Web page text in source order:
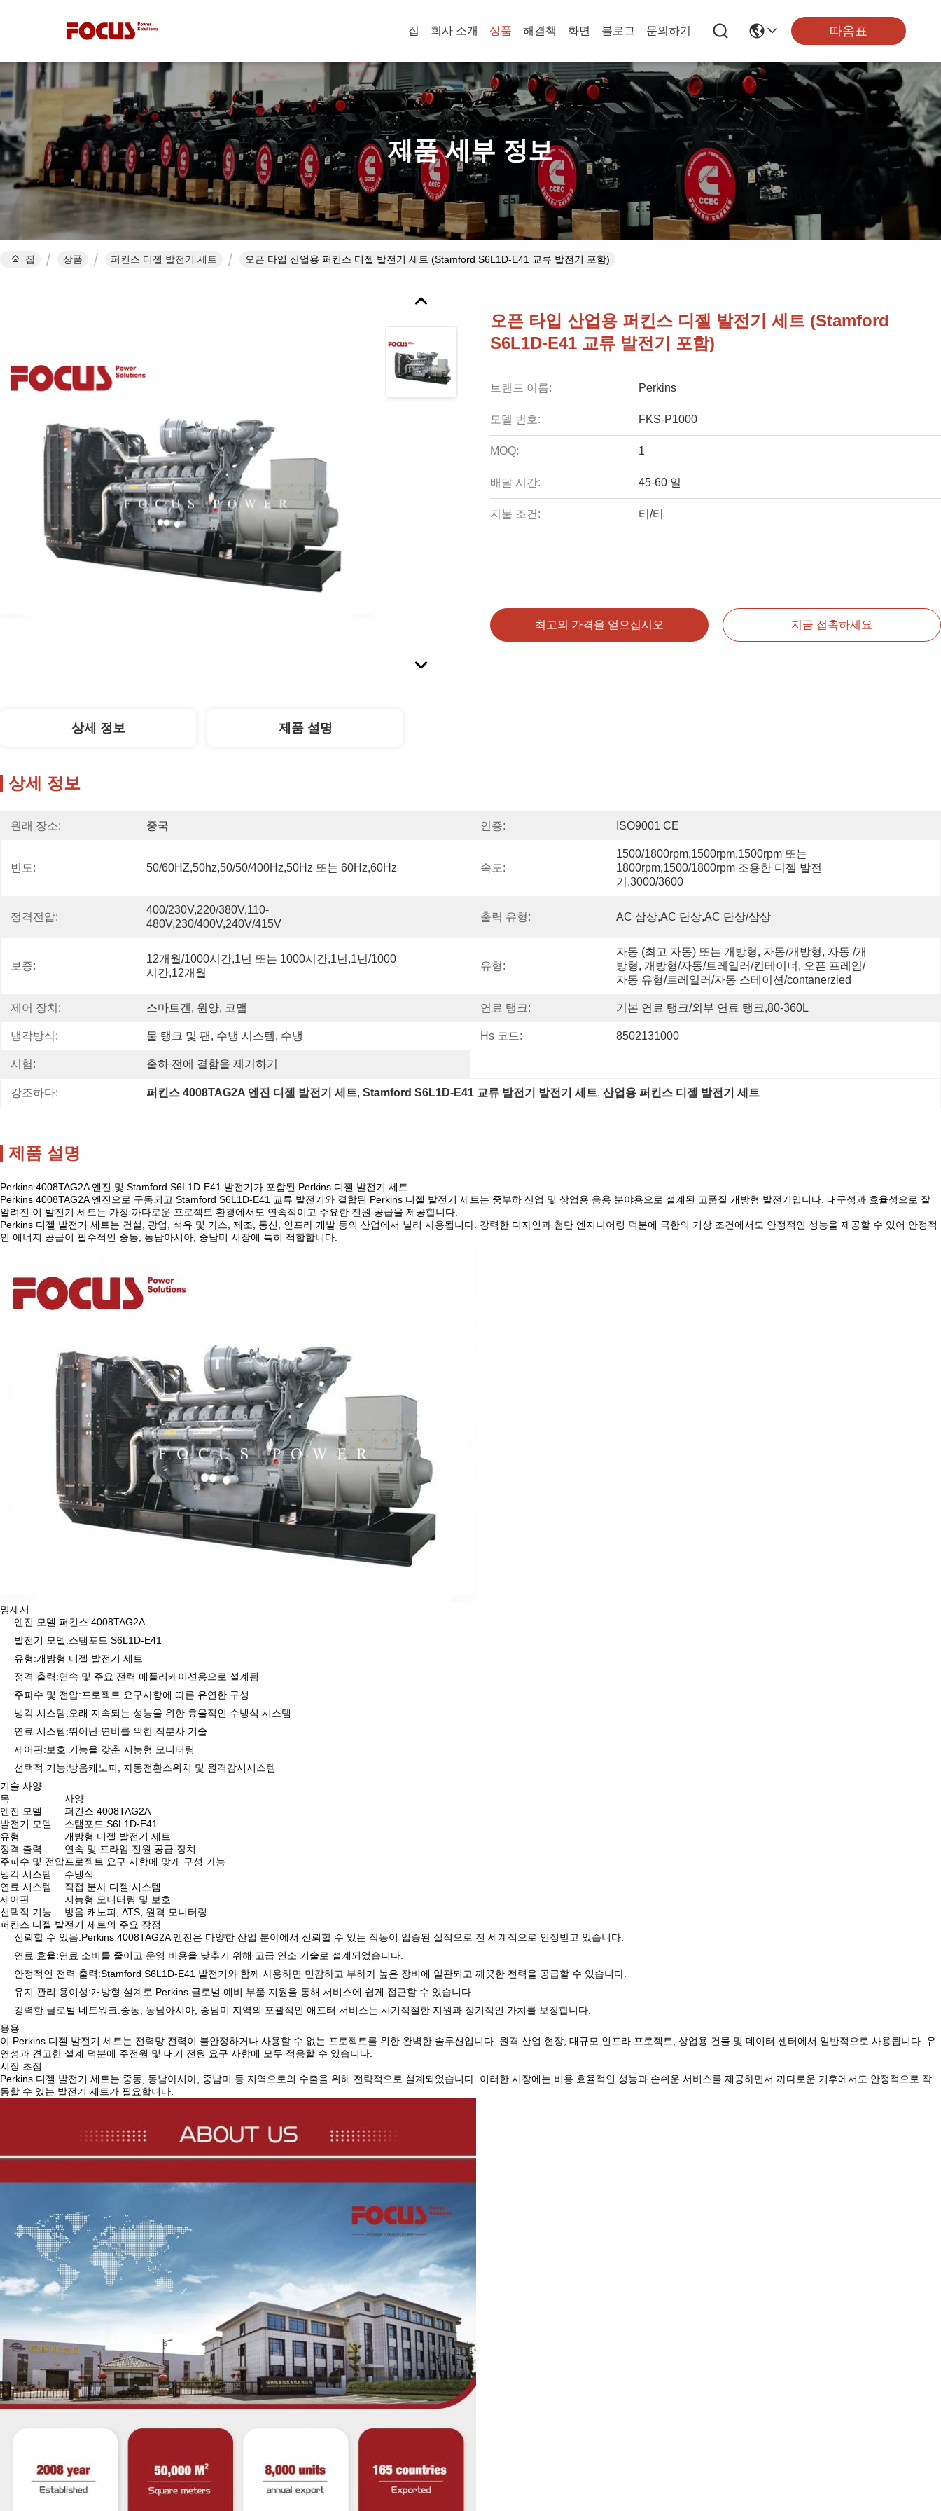
집 회사 소개 상품 해결책 화면 블로그 문의하기 따옴표
제품 세부 정보
집 상품 퍼킨스 디젤 발전기 세트 오픈 타입 산업용 퍼킨스 디젤 발전기 세트 (Stamford S6L1D-E41 교류 발전기 포함)
오픈 타입 산업용 퍼킨스 디젤 발전기 세트 (Stamford
S6L1D-E41 교류 발전기 포함)
브랜드 이름: Perkins
모델 번호: FKS-P1000
MOQ: 1
배달 시간: 45-60 일
지불 조건: 티/티
최고의 가격을 얻으십시오 지금 접촉하세요
상세 정보 제품 설명
상세 정보
원래 장소: 중국 인증: ISO9001 CE
빈도: 50/60HZ,50hz,50/50/400Hz,50Hz 또는 60Hz,60Hz 속도:
1500/1800rpm,1500rpm,1500rpm 또는
1800rpm,1500/1800rpm 조용한 디젤 발전
기,3000/3600
정격전압:
400/230V,220/380V,110-
480V,230/400V,240V/415V
출력 유형: AC 삼상,AC 단상,AC 단상/삼상
보증:
12개월/1000시간,1년 또는 1000시간,1년,1년/1000
시간,12개월
유형:
자동 (최고 자동) 또는 개방형, 자동/개방형, 자동 /개
방형, 개방형/자동/트레일러/컨테이너, 오픈 프레임/
자동 유형/트레일러/자동 스테이션/contanerzied
제어 장치: 스마트겐, 원양, 코맵 연료 탱크: 기본 연료 탱크/외부 연료 탱크,80-360L
냉각방식: 물 탱크 및 팬, 수냉 시스템, 수냉 Hs 코드: 8502131000
시험: 출하 전에 결함을 제거하기
강조하다: 퍼킨스 4008TAG2A 엔진 디젤 발전기 세트, Stamford S6L1D-E41 교류 발전기 발전기 세트, 산업용 퍼킨스 디젤 발전기 세트
제품 설명
Perkins 4008TAG2A 엔진 및 Stamford S6L1D-E41 발전기가 포함된 Perkins 디젤 발전기 세트
Perkins 4008TAG2A 엔진으로 구동되고 Stamford S6L1D-E41 교류 발전기와 결합된 Perkins 디젤 발전기 세트는 중부하 산업 및 상업용 응용 분야용으로 설계된 고품질 개방형 발전기입니다. 내구성과 효율성으로 잘
알려진 이 발전기 세트는 가장 까다로운 프로젝트 환경에서도 연속적이고 주요한 전원 공급을 제공합니다.
Perkins 디젤 발전기 세트는 건설, 광업, 석유 및 가스, 제조, 통신, 인프라 개발 등의 산업에서 널리 사용됩니다. 강력한 디자인과 첨단 엔지니어링 덕분에 극한의 기상 조건에서도 안정적인 성능을 제공할 수 있어 안정적
인 에너지 공급이 필수적인 중동, 동남아시아, 중남미 시장에 특히 적합합니다.
명세서
엔진 모델:퍼킨스 4008TAG2A
발전기 모델:스탬포드 S6L1D-E41
유형:개방형 디젤 발전기 세트
정격 출력:연속 및 주요 전력 애플리케이션용으로 설계됨
주파수 및 전압:프로젝트 요구사항에 따른 유연한 구성
냉각 시스템:오래 지속되는 성능을 위한 효율적인 수냉식 시스템
연료 시스템:뛰어난 연비를 위한 직분사 기술
제어판:보호 기능을 갖춘 지능형 모니터링
선택적 기능:방음캐노피, 자동전환스위치 및 원격감시시스템
기술 사양
목
사양
엔진 모델
퍼킨스 4008TAG2A
발전기 모델
스탬포드 S6L1D-E41
유형
개방형 디젤 발전기 세트
정격 출력
연속 및 프라임 전원 공급 장치
주파수 및 전압프로젝트 요구 사항에 맞게 구성 가능
냉각 시스템
수냉식
연료 시스템
직접 분사 디젤 시스템
제어판
지능형 모니터링 및 보호
선택적 기능
방음 캐노피, ATS, 원격 모니터링
퍼킨스 디젤 발전기 세트의 주요 장점
신뢰할 수 있음:Perkins 4008TAG2A 엔진은 다양한 산업 분야에서 신뢰할 수 있는 작동이 입증된 실적으로 전 세계적으로 인정받고 있습니다.
연료 효율:연료 소비를 줄이고 운영 비용을 낮추기 위해 고급 연소 기술로 설계되었습니다.
안정적인 전력 출력:Stamford S6L1D-E41 발전기와 함께 사용하면 민감하고 부하가 높은 장비에 일관되고 깨끗한 전력을 공급할 수 있습니다.
유지 관리 용이성:개방형 설계로 Perkins 글로벌 예비 부품 지원을 통해 서비스에 쉽게 접근할 수 있습니다.
강력한 글로벌 네트워크:중동, 동남아시아, 중남미 지역의 포괄적인 애프터 서비스는 시기적절한 지원과 장기적인 가치를 보장합니다.
응용
이 Perkins 디젤 발전기 세트는 전력망 전력이 불안정하거나 사용할 수 없는 프로젝트를 위한 완벽한 솔루션입니다. 원격 산업 현장, 대규모 인프라 프로젝트, 상업용 건물 및 데이터 센터에서 일반적으로 사용됩니다. 유
연성과 견고한 설계 덕분에 주전원 및 대기 전원 요구 사항에 모두 적응할 수 있습니다.
시장 초점
Perkins 디젤 발전기 세트는 중동, 동남아시아, 중남미 등 지역으로의 수출을 위해 전략적으로 설계되었습니다. 이러한 시장에는 비용 효율적인 성능과 손쉬운 서비스를 제공하면서 까다로운 기후에서도 안정적으로 작
동할 수 있는 발전기 세트가 필요합니다.